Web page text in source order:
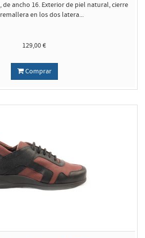
ancho 16. Exterior de piel natural, cierre
en los dos latera...
129,00 €
Comprar